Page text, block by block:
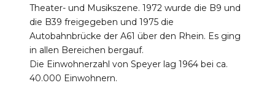
Theater- und Musikszene. 1972 wurde die B9 und
die B39 freigegeben und 1975 die
Autobahnbrücke der A61 über den Rhein. Es ging
in allen Bereichen bergauf.
Die Einwohnerzahl von Speyer lag 1964 bei ca.
40.000 Einwohnern.